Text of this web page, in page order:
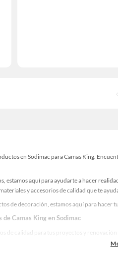
en Sodimac para Camas King.
estamos aquí para ayudarte a hacer
y accesorios de calidad que te
de decoración, estamos aquí para hacer
Camas King en Sodimac
de calidad para tus proyectos y
de Camas King en Sodimac.